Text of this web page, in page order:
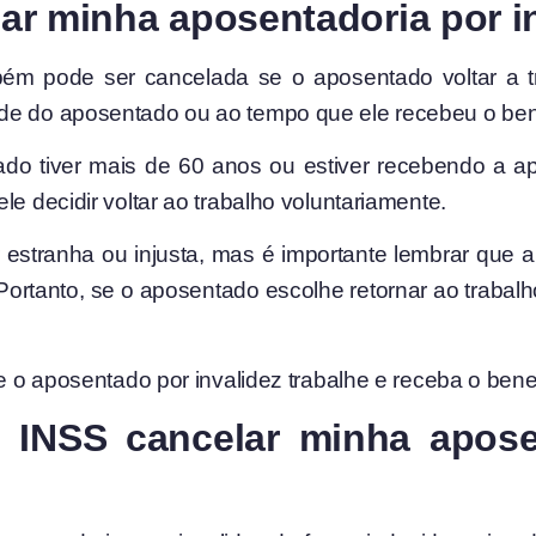
minha aposentadoria por
pode ser cancelada se o aposentado voltar a
do aposentado ou ao tempo que ele recebeu o
tiver mais de 60 anos ou estiver recebendo a
decidir voltar ao trabalho voluntariamente.
ou injusta, mas é importante lembrar que
se o aposentado escolhe retornar ao
o aposentado por invalidez trabalhe e receba o
cancelar minha